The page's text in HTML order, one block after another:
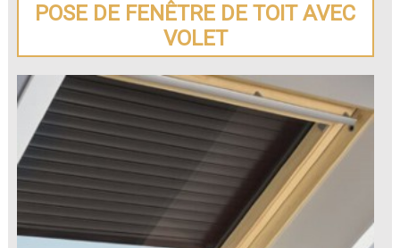
POSE DE FENÊTRE DE TOIT AVEC
VOLET